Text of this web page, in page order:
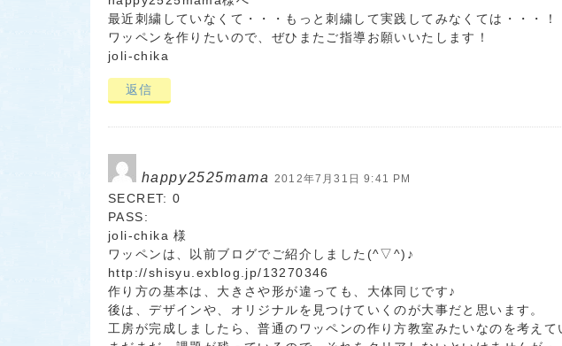
最近刺繍していなくて・・・もっと刺繍して実践してみなくては・・・！
ワッペンを作りたいので、ぜひまたご指導お願いいたします！
joli-chika
返信
happy2525mama 2012年7月31日 9:41 PM
SECRET: 0
PASS:
joli-chika 様
ワッペンは、以前ブログでご紹介しました(^▽^)♪
http://shisyu.exblog.jp/13270346
作り方の基本は、大きさや形が違っても、大体同じです♪
後は、デザインや、オリジナルを見つけていくのが大事だと思います。
工房が完成しましたら、普通のワッペンの作り方教室みたいなのを考えて